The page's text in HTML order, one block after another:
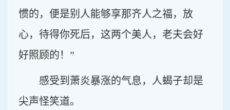
惯的，便是别人能够享那齐人之福，放
心，待得你死后，这两个美人，老夫会好
好照顾的！”
感受到萧炎暴涨的气息，人蝎子却是
尖声怪笑道。